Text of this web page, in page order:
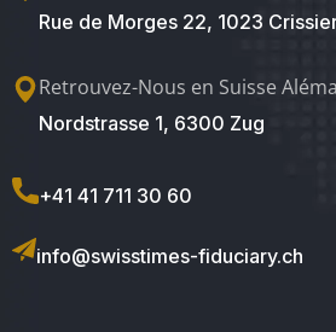
Rue de Morges 22, 1023
Retrouvez-Nous en Suisse
Nordstrasse 1, 6300 Zug
+41 41 711 30 60
info@swisstimes-fiduciary.ch